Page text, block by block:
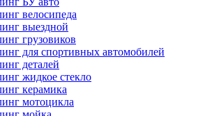
велосипеда
выездной
грузовиков
для спортивных автомобилей
деталей
жидкое стекло
керамика
мотоцикла